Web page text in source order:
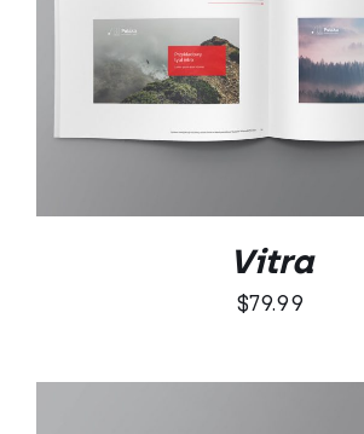
DODAJ DO KOSZYKA
SZCZEGÓŁY
Vitra
$79.99